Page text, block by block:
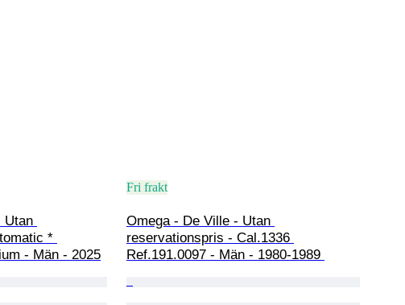
Utan
*
- Män - 2025
Fri frakt
Omega - De Ville - Utan
reservationspris - Cal.1336
Ref.191.0097 - Män - 1980-1989